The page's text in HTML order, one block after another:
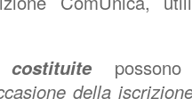
della